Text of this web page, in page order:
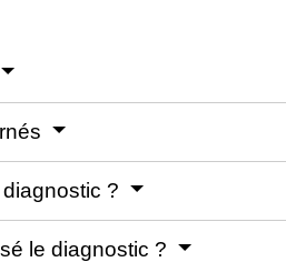
?
le diagnostic ?